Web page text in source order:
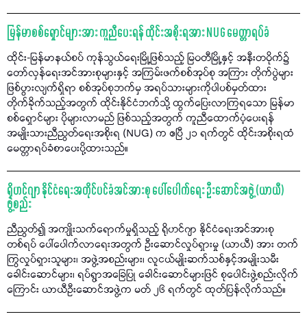
မြန်မာစစ်ရှောင်များအား ကူညီပေးရန် ထိုင်းအစိုးရအား NUG မေတ္တာရပ်ခံ
ထိုင်း-မြန်မာနယ်စပ် ကုန်သွယ်ရေးမြို့ဖြစ်သည့် မြဝတီမြို့နှင့် အနီးတဝိုက်၌
တော်လှန်ရေးအင်အားစုများနှင့် အကြမ်းဖက်စစ်အုပ်စု အကြား တိုက်ပွဲများ
ဖြစ်ပွားလျက်ရှိရာ စစ်အုပ်စုဘက်မှ အရပ်သားများကိုပါပစ်မှတ်ထား
တိုက်ခိုက်သည့်အတွက် ထိုင်းနိုင်ငံဘက်သို့ ထွက်ပြေးလာကြရသော မြန်မာ
စစ်ရှောင်များ ပိုများလာမည် ဖြစ်သည့်အတွက် ကူညီထောက်ပံ့ပေးရန်
အမျိုးသားညီညွတ်ရေးအစိုးရ (NUG) က ဧပြီ ၂၁ ရက်တွင် ထိုင်းအစိုးရထံ
မေတ္တာရပ်ခံစာပေးပို့ထားသည်။
ရိုဟင်ဂျာ နိုင်ငံရေးအတိုင်ပင်ခံအင်အားစု ပေါ်ပေါက်ရေး ဦးဆောင်အဖွဲ့ (ယာယီ)
ဖွဲ့စည်း
ညီညွတ်၍ အကျိုးသက်ရောက်မှုရှိသည့် ရိုဟင်ဂျာ နိုင်ငံရေးအင်အားစု
တစ်ရပ် ပေါ်ပေါက်လာရေးအတွက် ဦးဆောင်လှုပ်ရှားမှု (ယာယီ) အား တက်
ကြွလှုပ်ရှားသူများ၊ အဖွဲ့အစည်းများ၊ လူငယ်မျိုးဆက်သစ်နှင့်အမျိုးသမီး
ခေါင်းဆောင်များ၊ ရပ်ရွာအခြေပြု ခေါင်းဆောင်များဖြင် စုပေါင်းဖွဲ့စည်းလိုက်
ကြောင်း ယာယီဦးဆောင်အဖွဲ့က မတ် ၂၆ ရက်တွင် ထုတ်ပြန်လိုက်သည်။